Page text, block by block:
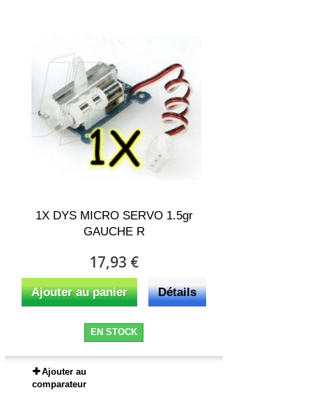
1X DYS MICRO SERVO 1.5gr
GAUCHE R
17,93 €
Ajouter au panier Détails
EN STOCK
Ajouter au
comparateur